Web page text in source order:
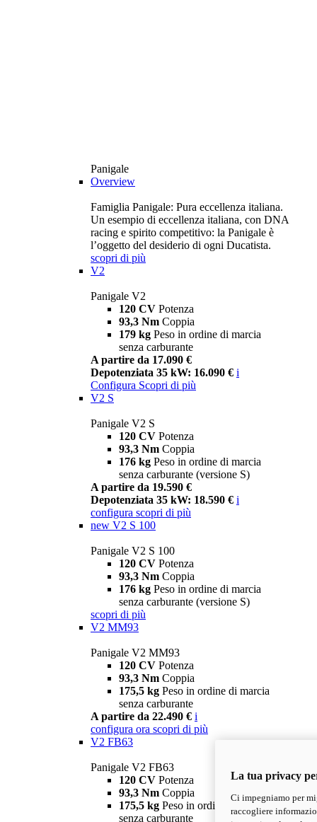
Panigale
Overview
Famiglia Panigale: Pura eccellenza italiana.
Un esempio di eccellenza italiana, con DNA
racing e spirito competitivo: la Panigale è
l’oggetto del desiderio di ogni Ducatista.
scopri di più
V2
Panigale V2
120 CV Potenza
93,3 Nm Coppia
179 kg Peso in ordine di marcia
senza carburante
A partire da 17.090 €
Depotenziata 35 kW: 16.090 € i
Configura Scopri di più
V2 S
Panigale V2 S
120 CV Potenza
93,3 Nm Coppia
176 kg Peso in ordine di marcia
senza carburante (versione S)
A partire da 19.590 €
Depotenziata 35 kW: 18.590 € i
configura scopri di più
new V2 S 100
Panigale V2 S 100
120 CV Potenza
93,3 Nm Coppia
176 kg Peso in ordine di marcia
senza carburante (versione S)
scopri di più
V2 MM93
Panigale V2 MM93
120 CV Potenza
93,3 Nm Coppia
175,5 kg Peso in ordine di marcia
senza carburante
A partire da 22.490 € i
configura ora scopri di più
V2 FB63
Panigale V2 FB63
120 CV Potenza
93,3 Nm Coppia
175,5 kg Peso in ordine di marcia
senza carburante
La tua privacy
Ci impegniamo per
raccogliere